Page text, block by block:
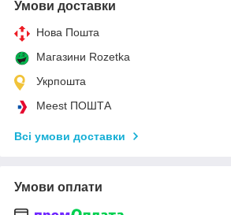
Умови доставки
Нова Пошта
Магазини Rozetka
Укрпошта
Meest ПОШТА
Всі умови доставки
Умови оплати